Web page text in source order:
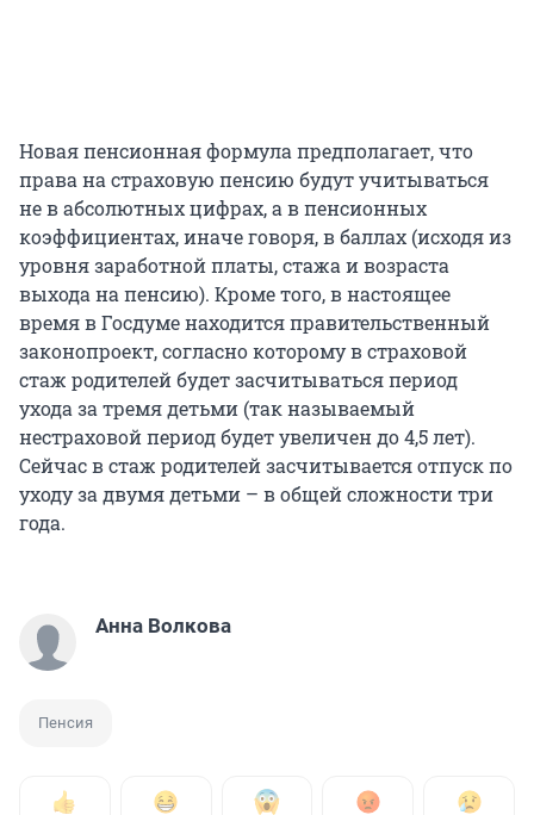
Новая пенсионная формула предполагает, что
права на страховую пенсию будут учитываться
не в абсолютных цифрах, а в пенсионных
коэффициентах, иначе говоря, в баллах (исходя из
уровня заработной платы, стажа и возраста
выхода на пенсию). Кроме того, в настоящее
время в Госдуме находится правительственный
законопроект, согласно которому в страховой
стаж родителей будет засчитываться период
ухода за тремя детьми (так называемый
нестраховой период будет увеличен до 4,5 лет).
Сейчас в стаж родителей засчитывается отпуск по
уходу за двумя детьми – в общей сложности три
года.
Анна Волкова
Пенсия